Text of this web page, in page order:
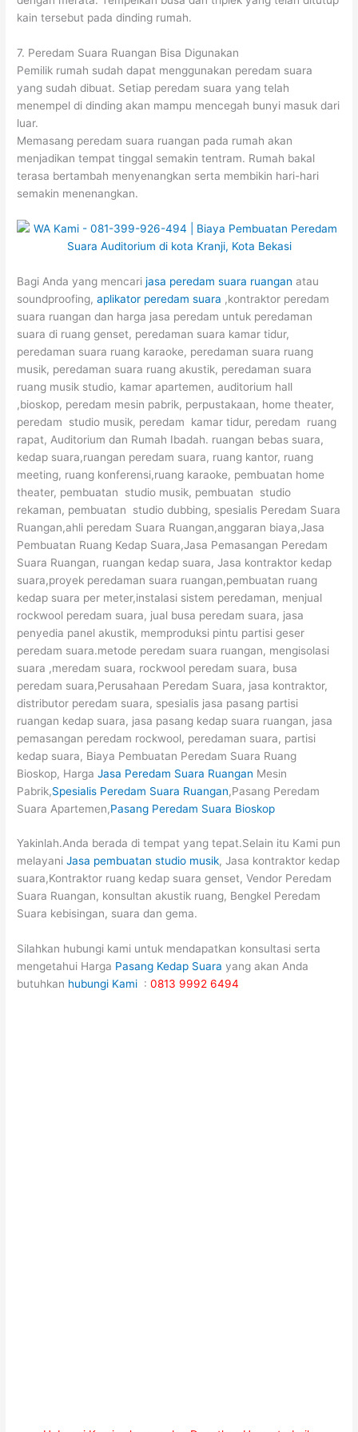
kain tersebut pada dinding rumah.
7. Peredam Suara Ruangan Bisa Digunakan
Pemilik rumah sudah dapat menggunakan peredam suara
yang sudah dibuat. Setiap peredam suara yang telah
menempel di dinding akan mampu mencegah bunyi masuk dari
luar.
Memasang peredam suara ruangan pada rumah akan
menjadikan tempat tinggal semakin tentram. Rumah bakal
terasa bertambah menyenangkan serta membikin hari-hari
semakin menenangkan.
Bagi Anda yang mencarijasa peredam suara ruangan atau
soundproofing,aplikator peredam suara ,kontraktor peredam
suara ruangan dan harga jasa peredam untuk peredaman
suara di ruang genset, peredaman suara kamar tidur,
peredaman suara ruang karaoke, peredaman suara ruang
musik, peredaman suara ruang akustik, peredaman suara
ruang musik studio, kamar apartemen, auditorium hall
,bioskop, peredam mesin pabrik, perpustakaan, home theater,
peredam studio musik, peredam kamar tidur, peredam ruang
rapat, Auditorium dan Rumah Ibadah. ruangan bebas suara,
kedap suara,ruangan peredam suara, ruang kantor, ruang
meeting, ruang konferensi,ruang karaoke, pembuatan home
theater, pembuatan studio musik, pembuatan studio
rekaman, pembuatan studio dubbing, spesialis Peredam Suara
Ruangan,ahli peredam Suara Ruangan,anggaran biaya,Jasa
Pembuatan Ruang Kedap Suara,Jasa Pemasangan Peredam
Suara Ruangan, ruangan kedap suara, Jasa kontraktor kedap
suara,proyek peredaman suara ruangan,pembuatan ruang
kedap suara per meter,instalasi sistem peredaman, menjual
rockwool peredam suara, jual busa peredam suara, jasa
penyedia panel akustik, memproduksi pintu partisi geser
peredam suara.metode peredam suara ruangan, mengisolasi
suara ,meredam suara, rockwool peredam suara, busa
peredam suara,Perusahaan Peredam Suara, jasa kontraktor,
distributor peredam suara, spesialis jasa pasang partisi
ruangan kedap suara, jasa pasang kedap suara ruangan, jasa
pemasangan peredam rockwool, peredaman suara, partisi
kedap suara, Biaya Pembuatan Peredam Suara Ruang
Bioskop, HargaJasa Peredam Suara Ruangan Mesin
Pabrik,Spesialis Peredam Suara Ruangan,Pasang Peredam
Suara Apartemen,Pasang Peredam Suara Bioskop
Yakinlah.Anda berada di tempat yang tepat.Selain itu Kami pun
melayaniJasa pembuatan studio musik, Jasa kontraktor kedap
suara,Kontraktor ruang kedap suara genset, Vendor Peredam
Suara Ruangan, konsultan akustik ruang, Bengkel Peredam
Suara kebisingan, suara dan gema.
Silahkan hubungi kami untuk mendapatkan konsultasi serta
mengetahui Harga Pasang Kedap Suara yang akan Anda
butuhkan hubungi Kami :0813 9992 6494